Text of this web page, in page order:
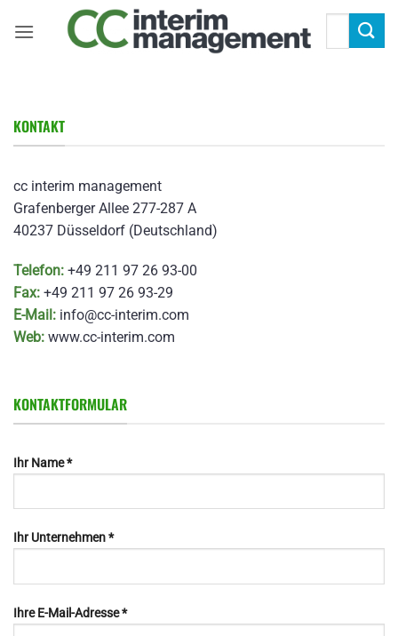
Inhalt
Suchen
KONTAKT
cc interim management
Grafenberger Allee 277-287 A
40237 Düsseldorf (Deutschland)
Telefon: +49 211 97 26 93-00
Fax: +49 211 97 26 93-29
E-Mail: info@cc-interim.com
Web: www.cc-interim.com
KONTAKTFORMULAR
Ihr Name *
Ihr Unternehmen *
Ihre E-Mail-Adresse *